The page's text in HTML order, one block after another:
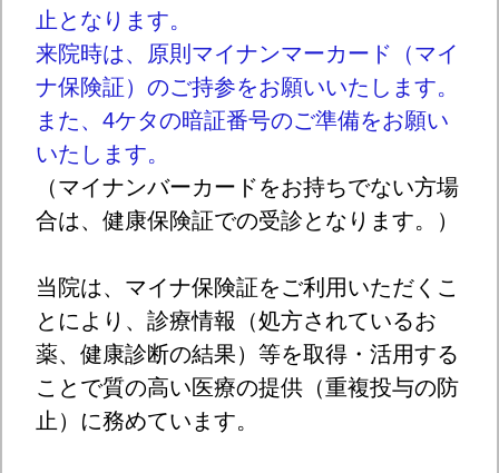
止となります。
来院時は、原則マイナンマーカード（マイ
ナ保険証）のご持参をお願いいたします。
また、4ケタの暗証番号のご準備をお願い
いたします。
（マイナンバーカードをお持ちでない方場
合は、健康保険証での受診となります。）
当院は、マイナ保険証をご利用いただくこ
とにより、診療情報（処方されているお
薬、健康診断の結果）等を取得・活用する
ことで質の高い医療の提供（重複投与の防
止）に務めています。